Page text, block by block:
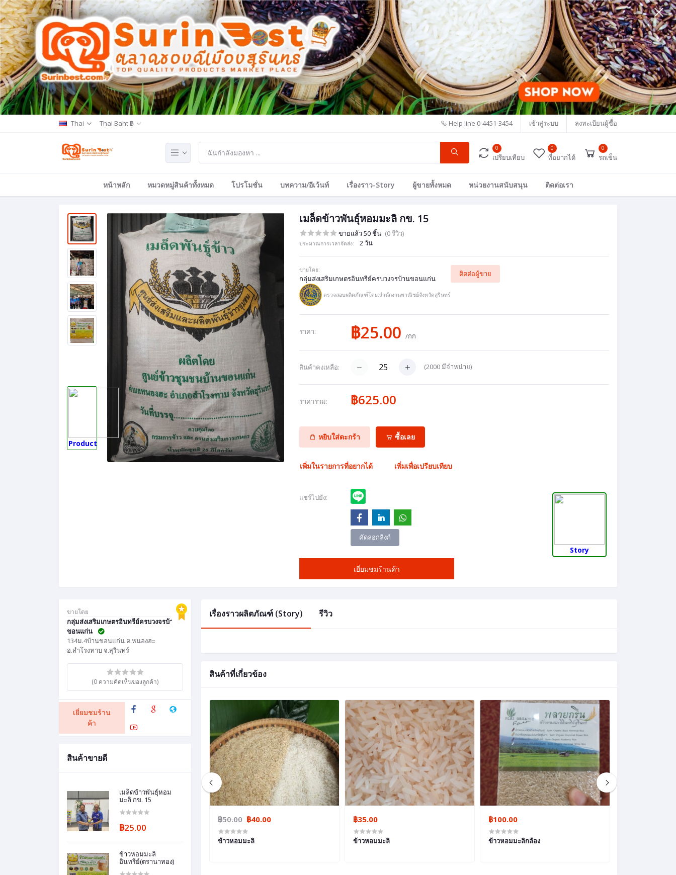
Thai Thai Baht ฿ Help line 0-4451-3454 เข้าสู่ระบบ ลงทะเบียนผู้ซื้อ
0
เปรียบเทียบ
0
ที่อยากได้
0
รถเข็น
หน้าหลัก หมวดหมู่สินค้าทั้งหมด โปรโมชั่น บทความ/อีเว้นท์ เรื่องราว-Story ผู้ขายทั้งหมด หน่วยงานสนับสนุน ติดต่อเรา
Product
เมล็ดข้าวพันธุ์หอมมะลิ กข. 15
ขายแล้ว 50 ชิ้น (0 รีวิว)
ประมาณการเวลาจัดส่ง: 2 วัน
ขายโดย:
กลุ่มส่งเสริมเกษตรอินทรีย์ครบวงจรบ้านขอนแก่น
ติดต่อผู้ขาย
ตรวจสอบผลิตภัณฑ์โดย:สำนักงานพาณิชย์จังหวัดสุรินทร์
ราคา: ฿25.00/กก
สินค้าคงเหลือ: (2000มีจำหน่าย)
ราคารวม: ฿625.00
หยิบใส่ตะกร้า ซื้อเลย
เพิ่มในรายการที่อยากได้ เพิ่มเพื่อเปรียบเทียบ
แชร์ไปยัง:
คัดลอกลิงก์
เยี่ยมชมร้านค้า
Story
ขายโดย
กลุ่มส่งเสริมเกษตรอินทรีย์ครบวงจรบ้าน
ขอนแก่น
134ม.4บ้านขอนแก่น ต.หนองฮะ
อ.สำโรงทาบ จ.สุรินทร์
(0 ความคิดเห็นของลูกค้า)
เยี่ยมชมร้าน
ค้า
สินค้าขายดี
เมล็ดข้าวพันธุ์หอม
มะลิ กข. 15
฿25.00
ข้าวหอมมะลิ
อินทรีย์(ตรานาทอง)
เรื่องราวผลิตภัณฑ์ (Story) รีวิว
สินค้าที่เกี่ยวข้อง
฿70.00 ฿50.00 ฿40.00
ข้าวหอมมะลิ
฿35.00
ข้าวหอมมะลิ
฿100.00
ข้าวหอมมะลิกล้อง